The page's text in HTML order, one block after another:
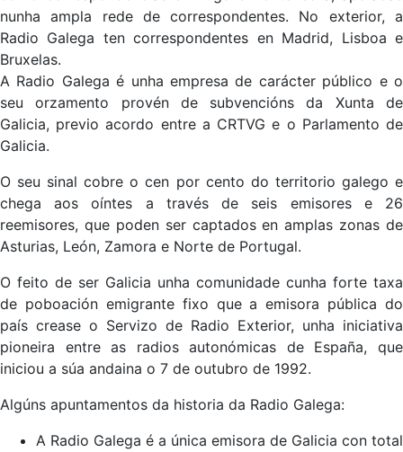
nunha ampla rede de correspondentes. No exterior, a
Radio Galega ten correspondentes en Madrid, Lisboa e
Bruxelas.
A Radio Galega é unha empresa de carácter público e o
seu orzamento provén de subvencións da Xunta de
Galicia, previo acordo entre a CRTVG e o Parlamento de
Galicia.
O seu sinal cobre o cen por cento do territorio galego e
chega aos oíntes a través de seis emisores e 26
reemisores, que poden ser captados en amplas zonas de
Asturias, León, Zamora e Norte de Portugal.
O feito de ser Galicia unha comunidade cunha forte taxa
de poboación emigrante fixo que a emisora pública do
país crease o Servizo de Radio Exterior, unha iniciativa
pioneira entre as radios autonómicas de España, que
iniciou a súa andaina o 7 de outubro de 1992.
Algúns apuntamentos da historia da Radio Galega:
A Radio Galega é a única emisora de Galicia con total